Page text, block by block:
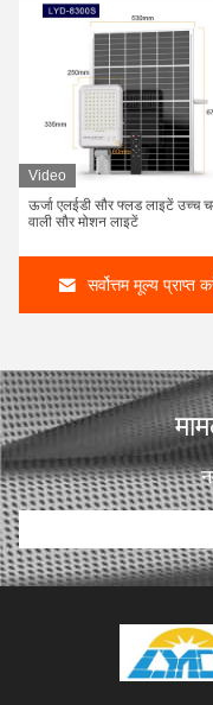
Video
ऊर्जा एलईडी सौर फ्लड लाइटें उच्च
वाली सौर मोशन लाइटें
सर्वोत्तम मूल्य प्राप्त